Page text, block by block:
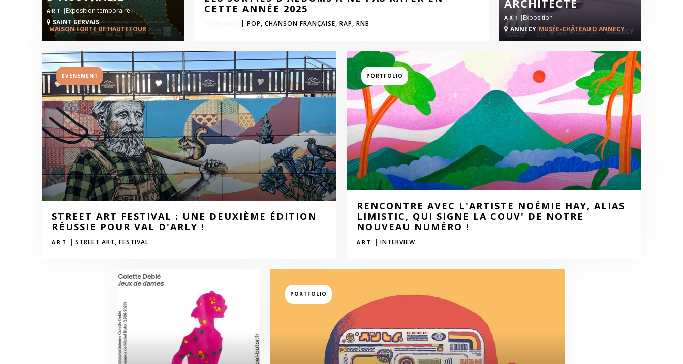
ART |Exposition temporaire
SAINT GERVAIS
MAISON FORTE DE HAUTETOUR
CETTE ANNÉE 2025
| POP, CHANSON FRANÇAISE, RAP, RNB
ARCHITECTE
ART |Exposition
ANNECY MUSÉE-CHÂTEAU D'ANNECY
STREET ART FESTIVAL : UNE DEUXIÈME ÉDITION
RÉUSSIE POUR VAL D'ARLY !
ART | STREET ART, FESTIVAL
ÉVÈNEMENT
RENCONTRE AVEC L'ARTISTE NOÉMIE HAY, ALIAS
LIMISTIC, QUI SIGNE LA COUV' DE NOTRE
NOUVEAU NUMÉRO !
ART | INTERVIEW
PORTFOLIO
PORTFOLIO